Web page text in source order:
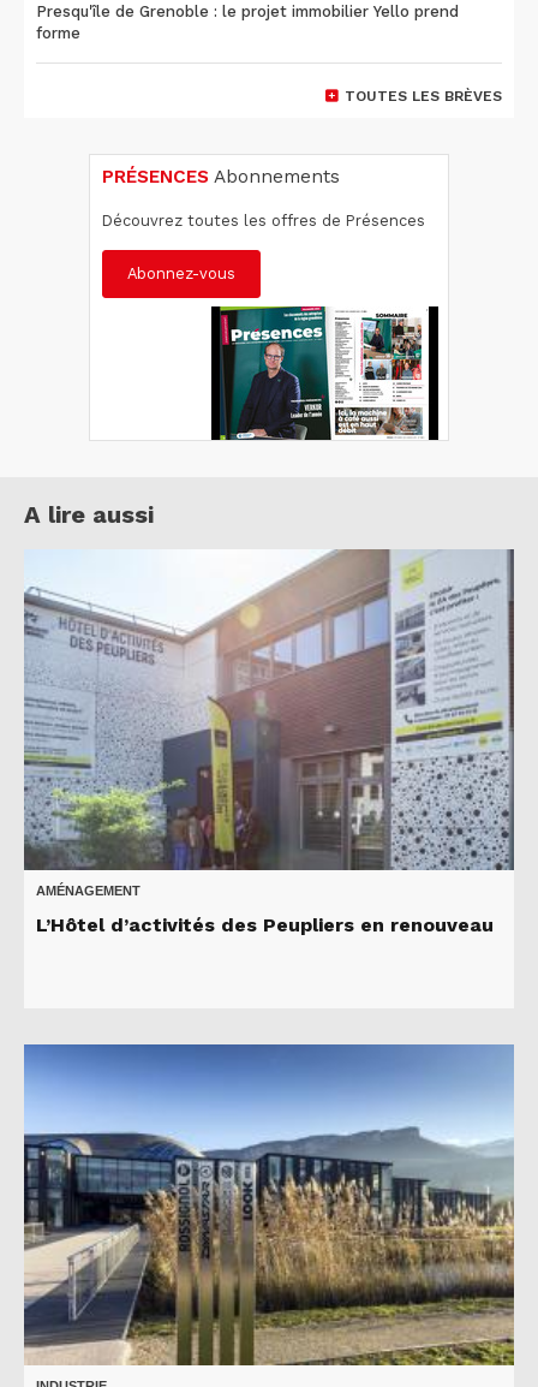
Presqu'île de Grenoble : le projet immobilier Yello prend
forme
TOUTES LES BRÈVES
PRÉSENCES Abonnements
Découvrez toutes les offres de Présences
Abonnez-vous
A lire aussi
AMÉNAGEMENT
L’Hôtel d’activités des Peupliers en renouveau